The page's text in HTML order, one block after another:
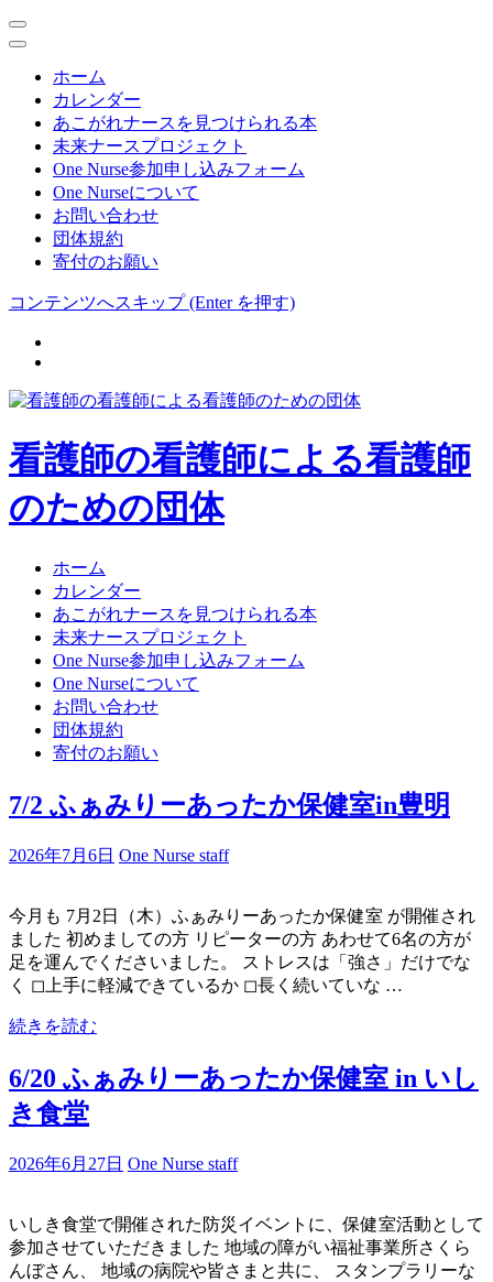
ホーム
カレンダー
あこがれナースを見つけられる本
未来ナースプロジェクト
One Nurse参加申し込みフォーム
One Nurseについて
お問い合わせ
団体規約
寄付のお願い
コンテンツへスキップ (Enter を押す)
看護師の看護師による看護師
のための団体
ホーム
カレンダー
あこがれナースを見つけられる本
未来ナースプロジェクト
One Nurse参加申し込みフォーム
One Nurseについて
お問い合わせ
団体規約
寄付のお願い
7/2 ふぁみりーあったか保健室in豊明
2026年7月6日 One Nurse staff
今月も 7月2日（木）ふぁみりーあったか保健室 が開催され
ました 初めましての方 リピーターの方 あわせて6名の方が
足を運んでくださいました。 ストレスは「強さ」だけでな
く ◻︎上手に軽減できているか ◻︎長く続いていな …
続きを読む
6/20 ふぁみりーあったか保健室 in いし
き食堂
2026年6月27日 One Nurse staff
いしき食堂で開催された防災イベントに、保健室活動として
参加させていただきました 地域の障がい福祉事業所さくら
んぼさん、 地域の病院や皆さまと共に、 スタンプラリーな